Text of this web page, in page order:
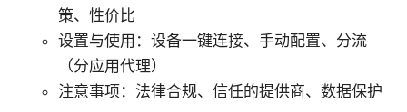
策、性价比
设置与使用：设备一键连接、手动配置、分流
（分应用代理）
注意事项：法律合规、信任的提供商、数据保护